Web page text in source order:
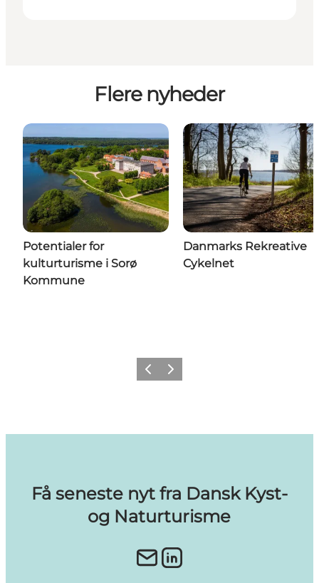
Flere nyheder
Potentialer for
kulturturisme i Sorø
Kommune
Danmarks Rekreative
Cykelnet
Forrige billede
Næste billede
Få seneste nyt fra Dansk Kyst-
og Naturturisme